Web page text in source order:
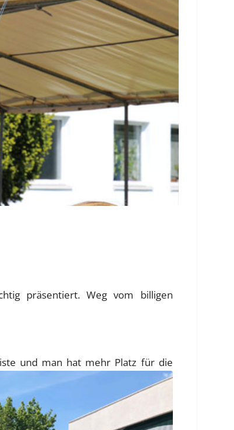
präsentiert. Weg vom billigen
und man hat mehr Platz für die